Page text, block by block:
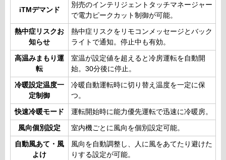
iTMデマンド
別売のインテリジェントタッチマネージャー
で電力ピークカット制御が可能。
熱中症リスクお
知らせ
熱中症リスクをリモコンメッセージとバック
ライトで通知。停止中も有効。
高温みまもり運
転
室温が設定値を超えると冷房運転を自動開
始。30分後に停止。
冷暖設定温度一
定制御
冷暖自動運転時に切り替え温度を一定に保
つ。
快速冷暖モード 運転開始時に能力優先運転で迅速に冷暖房。
風向個別設定 室内機ごとに風向を個別設定可能。
自動風あて・風
よけ
風向を自動調整し、人に風をあてたり避けた
りする設定が可能。